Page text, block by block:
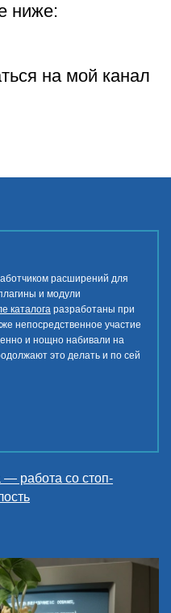
ниже:
на мой канал
расширений для
и модули
каталога разработаны при
непосредственное участие
и нощно набивали на
это делать и по сей
работа со стоп-